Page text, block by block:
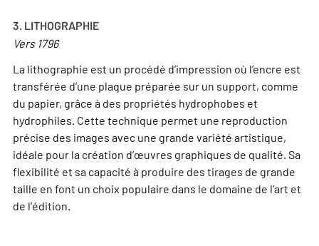
3. LITHOGRAPHIE
Vers 1796
La lithographie est un procédé d’impression où l’encre est
transférée d’une plaque préparée sur un support, comme
du papier, grâce à des propriétés hydrophobes et
hydrophiles. Cette technique permet une reproduction
précise des images avec une grande variété artistique,
idéale pour la création d’œuvres graphiques de qualité. Sa
flexibilité et sa capacité à produire des tirages de grande
taille en font un choix populaire dans le domaine de l’art et
de l’édition.